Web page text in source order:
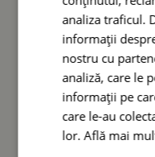
analiza traficul.
informații
nostru cu
analiză, care le
informații pe
care le-au
lor.Află mai